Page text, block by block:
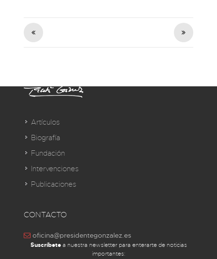
Artículos
Biografía
Fundación
Intervenciones
Publicaciones
CONTACTO
oficina@presidentegonzalez.es
Suscríbetea nuestra newsletter para enterarte de noticias
importantes: